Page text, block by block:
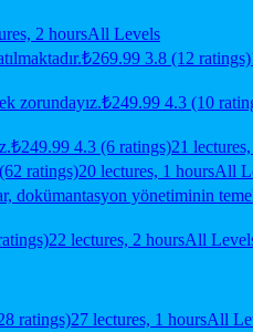
2 hoursAll Levels
₺269.99 3.8 (12 ratings)
zorundayız.₺249.99 4.3 (10
₺249.99 4.3 (6 ratings)21
ratings)20 lectures, 1 hoursAll
dokümantasyon yönetiminin
22 lectures, 2 hoursAll
ratings)27 lectures, 1 hoursAll